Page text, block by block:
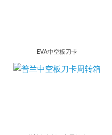
EVA中空板刀卡